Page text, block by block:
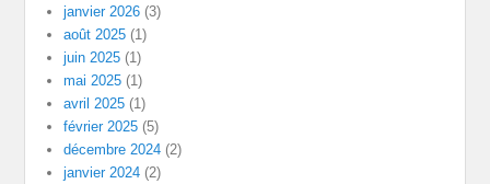
janvier 2026 (3)
août 2025 (1)
juin 2025 (1)
mai 2025 (1)
avril 2025 (1)
février 2025 (5)
décembre 2024 (2)
janvier 2024 (2)